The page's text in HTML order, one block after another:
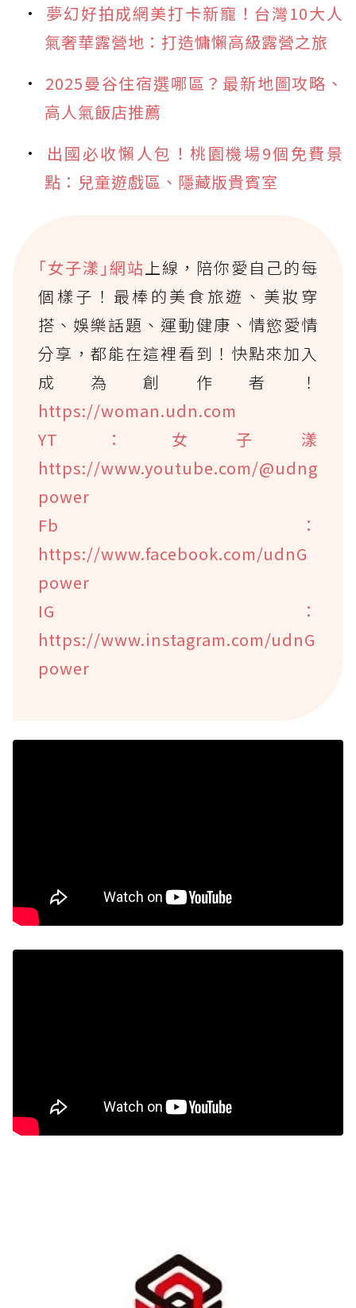
夢幻好拍成網美打卡新寵！台灣10大人
氣奢華露營地：打造慵懶高級露營之旅
2025曼谷住宿選哪區？最新地圖攻略、
高人氣飯店推薦
出國必收懶人包！桃園機場9個免費景
點：兒童遊戲區、隱藏版貴賓室
｢女子漾｣網站 上線，陪你愛自己的每
個樣子！最棒的美食旅遊、美妝穿
搭、娛樂話題、運動健康、情慾愛情
分享，都能在這裡看到！快點來加入
成為創作者！
https://woman.udn.com
YT：女子漾
https://www.youtube.com/@udng
power
Fb：
https://www.facebook.com/udnG
power
IG：
https://www.instagram.com/udnG
power